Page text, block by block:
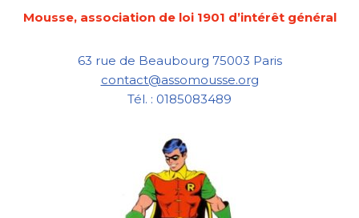
Mousse, association de loi 1901 d’intérêt général
63 rue de Beaubourg 75003 Paris
contact@assomousse.org
Tél. : 0185083489